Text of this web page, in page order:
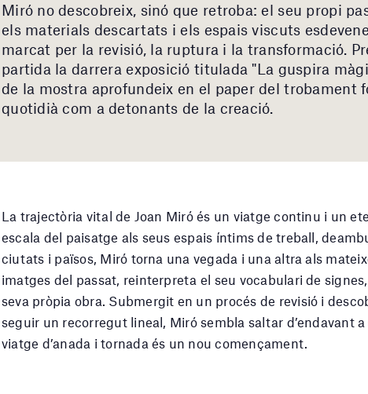
Miró no descobreix, sinó que retroba: el seu propi
els materials descartats i els espais viscuts
marcat per la revisió, la ruptura i la transformació.
partida la darrera exposició titulada "La guspira
de la mostra aprofundeix en el paper del trobament
quotidià com a detonants de la creació.
La trajectòria vital de Joan Miró és un viatge continu i un
escala del paisatge als seus espais íntims de treball,
ciutats i països, Miró torna una vegada i una altra als
imatges del passat, reinterpreta el seu vocabulari de
seva pròpia obra. Submergit en un procés de revisió i
seguir un recorregut lineal, Miró sembla saltar d’endavant
viatge d’anada i tornada és un nou començament.